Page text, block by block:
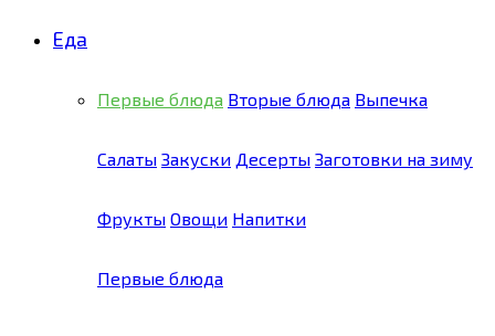
Еда
Первые блюда Вторые блюда Выпечка
Салаты Закуски Десерты Заготовки на зиму
Фрукты Овощи Напитки
Первые блюда